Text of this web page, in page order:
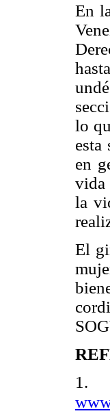
En
lo
esta
en
vida
la
El
1.